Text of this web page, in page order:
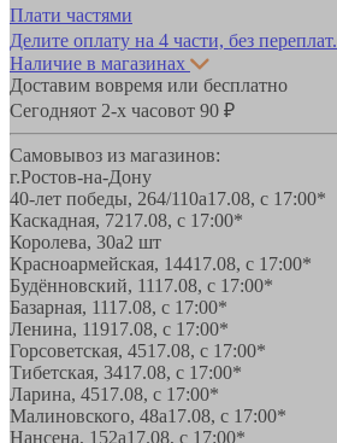
Плати частями
Делите оплату на 4 части, без переплат.
Наличие в магазинах
Доставим вовремя или бесплатно
Сегодняот 2-х часовот 90 ₽
Самовывоз из магазинов:
г.Ростов-на-Дону
40-лет победы, 264/110а17.08, с 17:00*
Каскадная, 7217.08, с 17:00*
Королева, 30а2 шт
Красноармейская, 14417.08, с 17:00*
Будённовский, 1117.08, с 17:00*
Базарная, 1117.08, с 17:00*
Ленина, 11917.08, с 17:00*
Горсоветская, 4517.08, с 17:00*
Тибетская, 3417.08, с 17:00*
Ларина, 4517.08, с 17:00*
Малиновского, 48а17.08, с 17:00*
Нансена, 152а17.08, с 17:00*